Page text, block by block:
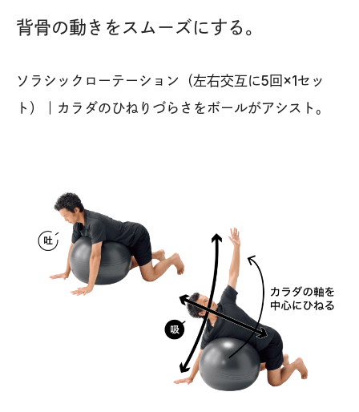
背骨の動きをスムーズにする。
ソラシックローテーション（左右交互に5回×1セッ
ト）｜カラダのひねりづらさをボールがアシスト。